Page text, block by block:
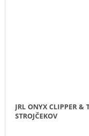
JRL ONYX CLIPPER &
STROJČEKOV